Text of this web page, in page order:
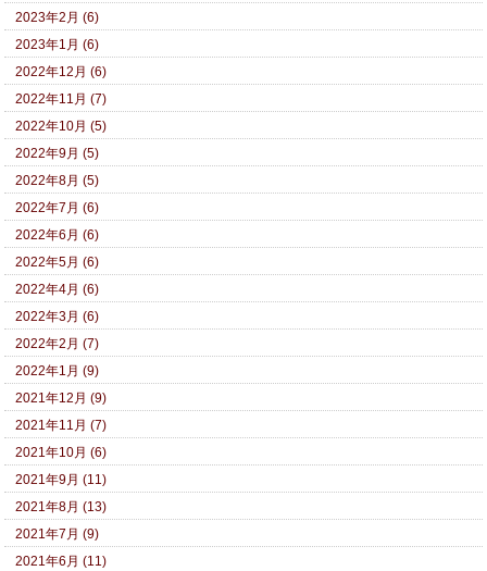
2023年2月 (6)
2023年1月 (6)
2022年12月 (6)
2022年11月 (7)
2022年10月 (5)
2022年9月 (5)
2022年8月 (5)
2022年7月 (6)
2022年6月 (6)
2022年5月 (6)
2022年4月 (6)
2022年3月 (6)
2022年2月 (7)
2022年1月 (9)
2021年12月 (9)
2021年11月 (7)
2021年10月 (6)
2021年9月 (11)
2021年8月 (13)
2021年7月 (9)
2021年6月 (11)